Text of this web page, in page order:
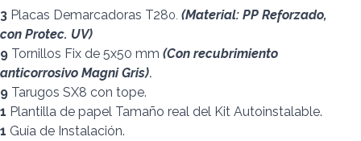
3 Placas Demarcadoras T280. (Material: PP Reforzado,
con Protec. UV)
9 Tornillos Fix de 5x50 mm (Con recubrimiento
anticorrosivo Magni Gris).
9 Tarugos SX8 con tope.
1 Plantilla de papel Tamaño real del Kit Autoinstalable.
1 Guía de Instalación.